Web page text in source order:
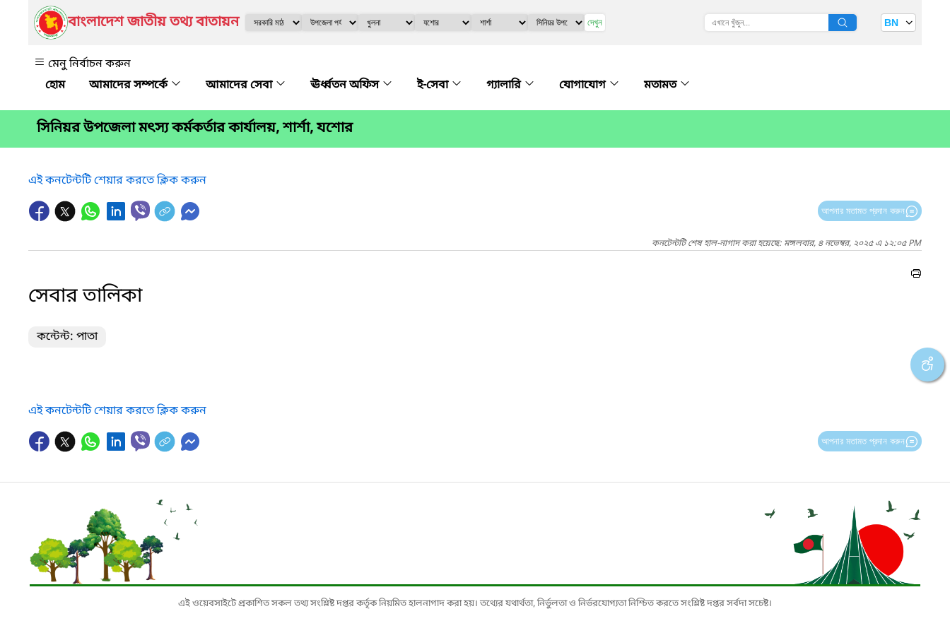
বাংলাদেশ জাতীয় তথ্য বাতায়ন দেখুন BN
মেনু নির্বাচন করুন
আমাদের সম্পর্কে
আমাদের সেবা ঊর্ধ্বতন অফিস ই-সেবা গ্যালারি যোগাযোগ মতামত
সিনিয়র উপজেলা মৎস্য কর্মকর্তার কার্যালয়, শার্শা, যশোর
এই কনটেন্টটি শেয়ার করতে ক্লিক করুন
আপনার মতামত প্রদান করুন
কনটেন্টটি শেষ হাল-নাগাদ করা হয়েছে: মঙ্গলবার, ৪ নভেম্বর, ২০২৫ এ ১২:০৫ PM
সেবার তালিকা
কন্টেন্ট: পাতা
এই কনটেন্টটি শেয়ার করতে ক্লিক করুন
আপনার মতামত প্রদান করুন
এই ওয়েবসাইটে প্রকাশিত সকল তথ্য সংশ্লিষ্ট দপ্তর কর্তৃক নিয়মিত হালনাগাদ করা হয়। তথ্যের যথার্থতা, নির্ভুলতা ও নির্ভরযোগ্যতা নিশ্চিত করতে সংশ্লিষ্ট দপ্তর সর্বদা সচেষ্ট।